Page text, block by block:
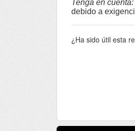
Tenga en cuenta:
debido a
¿Ha sido útil esta